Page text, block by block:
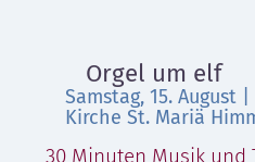
Orgel um elf
Samstag, 15. August
Kirche St. Mariä
30 Minuten Musik und